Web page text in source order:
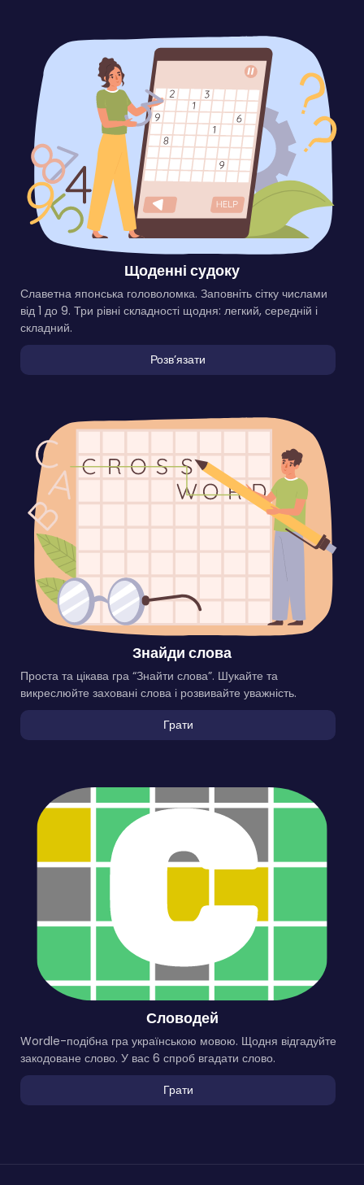
Щоденні судоку
Славетна японська головоломка. Заповніть сітку числами
від 1 до 9. Три рівні складності щодня: легкий, середній і
складний.
Розвʼязати
Знайди слова
Проста та цікава гра “Знайти слова”. Шукайте та
викреслюйте заховані слова і розвивайте уважність.
Грати
Словодей
Wordle-подібна гра українською мовою. Щодня відгадуйте
закодоване слово. У вас 6 спроб вгадати слово.
Грати